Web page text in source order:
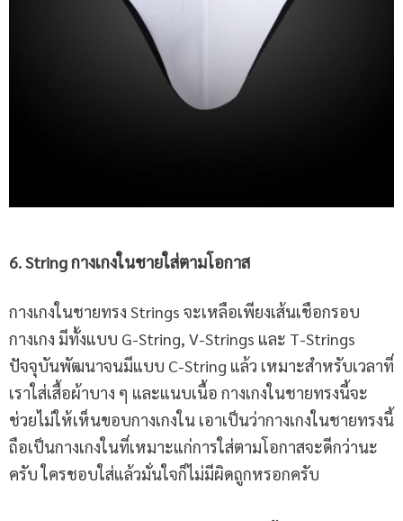
6. String กางเกงในชายใส่ตามโอกาส
กางเกงในชายทรง Strings จะเหลือเพียงเส้นเชือกรอบ
กางเกง มีทั้งแบบ G-String, V-Strings และ T-Strings
ปัจจุบันพัฒนาจนมีแบบ C-String แล้ว เหมาะสำหรับเวลาที่
เราใส่เสื้อผ้าบาง ๆ และแนบเนื้อ กางเกงในชายทรงนี้จะ
ช่วยไม่ให้เห็นขอบกางเกงใน เอาเป็นว่ากางเกงในชายทรงนี้
ถือเป็นกางเกงในที่เหมาะแก่การใส่ตามโอกาสจะดีกว่านะ
ครับ ใครชอบใส่แล้วมั่นใจก็ไม่มีผิดถูกหรอกครับ